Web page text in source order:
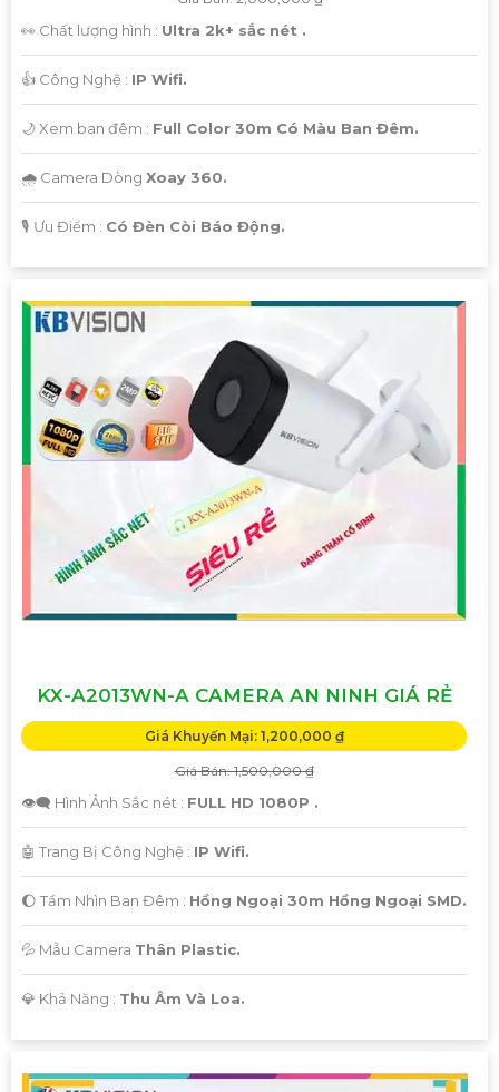
👀 Chất lượng hình : Ultra 2k+ sắc nét .
👍 Công Nghệ : IP Wifi.
🌙 Xem ban đêm : Full Color 30m Có Màu Ban Đêm.
🌧️ Camera Dòng Xoay 360.
️🎙 Ưu Điểm : Có Đèn Còi Báo Động.
KX-A2013WN-A CAMERA AN NINH GIÁ RẺ
Giá Khuyến Mại: 1,200,000 ₫
Giá Bán: 1,500,000 ₫
👁️‍🗨 Hình Ảnh Sắc nét : FULL HD 1080P .
🤖️ Trang Bị Công Nghệ : IP Wifi.
🌔 Tầm Nhìn Ban Đêm : Hồng Ngoại 30m Hồng Ngoại SMD.
💦 Mẫu Camera Thân Plastic.
️💎 Khả Năng : Thu Âm Và Loa.